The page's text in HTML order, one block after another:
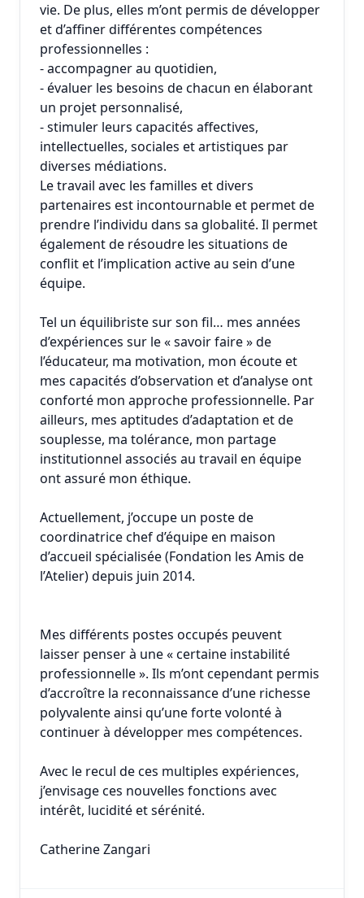
vie. De plus, elles m’ont permis de développer
et d’affiner différentes compétences
professionnelles :
- accompagner au quotidien,
- évaluer les besoins de chacun en élaborant
un projet personnalisé,
- stimuler leurs capacités affectives,
intellectuelles, sociales et artistiques par
diverses médiations.
Le travail avec les familles et divers
partenaires est incontournable et permet de
prendre l’individu dans sa globalité. Il permet
également de résoudre les situations de
conflit et l’implication active au sein d’une
équipe.
Tel un équilibriste sur son fil… mes années
d’expériences sur le « savoir faire » de
l’éducateur, ma motivation, mon écoute et
mes capacités d’observation et d’analyse ont
conforté mon approche professionnelle. Par
ailleurs, mes aptitudes d’adaptation et de
souplesse, ma tolérance, mon partage
institutionnel associés au travail en équipe
ont assuré mon éthique.
Actuellement, j’occupe un poste de
coordinatrice chef d’équipe en maison
d’accueil spécialisée (Fondation les Amis de
l’Atelier) depuis juin 2014.
Mes différents postes occupés peuvent
laisser penser à une « certaine instabilité
professionnelle ». Ils m’ont cependant permis
d’accroître la reconnaissance d’une richesse
polyvalente ainsi qu’une forte volonté à
continuer à développer mes compétences.
Avec le recul de ces multiples expériences,
j’envisage ces nouvelles fonctions avec
intérêt, lucidité et sérénité.
Catherine Zangari